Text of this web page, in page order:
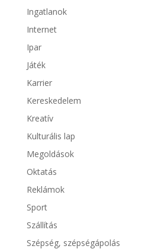
Ingatlanok
Internet
Ipar
Játék
Karrier
Kereskedelem
Kreatív
Kulturális lap
Megoldások
Oktatás
Reklámok
Sport
Szállítás
Szépség, szépségápolás